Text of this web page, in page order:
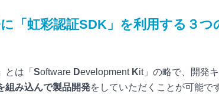
「虹彩認証SDK」を利用する３つ
とは「 Software Development Kit」の略で、開発
組み込んで製品開発をしていただくことが可能で